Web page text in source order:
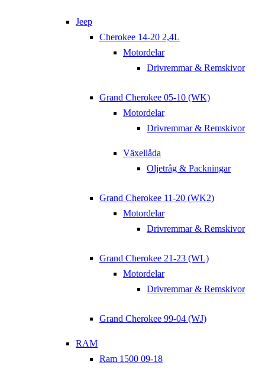
Jeep
Cherokee 14-20 2,4L
Motordelar
Drivremmar & Remskivor
Grand Cherokee 05-10 (WK)
Motordelar
Drivremmar & Remskivor
Växellåda
Oljetråg & Packningar
Grand Cherokee 11-20 (WK2)
Motordelar
Drivremmar & Remskivor
Grand Cherokee 21-23 (WL)
Motordelar
Drivremmar & Remskivor
Grand Cherokee 99-04 (WJ)
RAM
Ram 1500 09-18